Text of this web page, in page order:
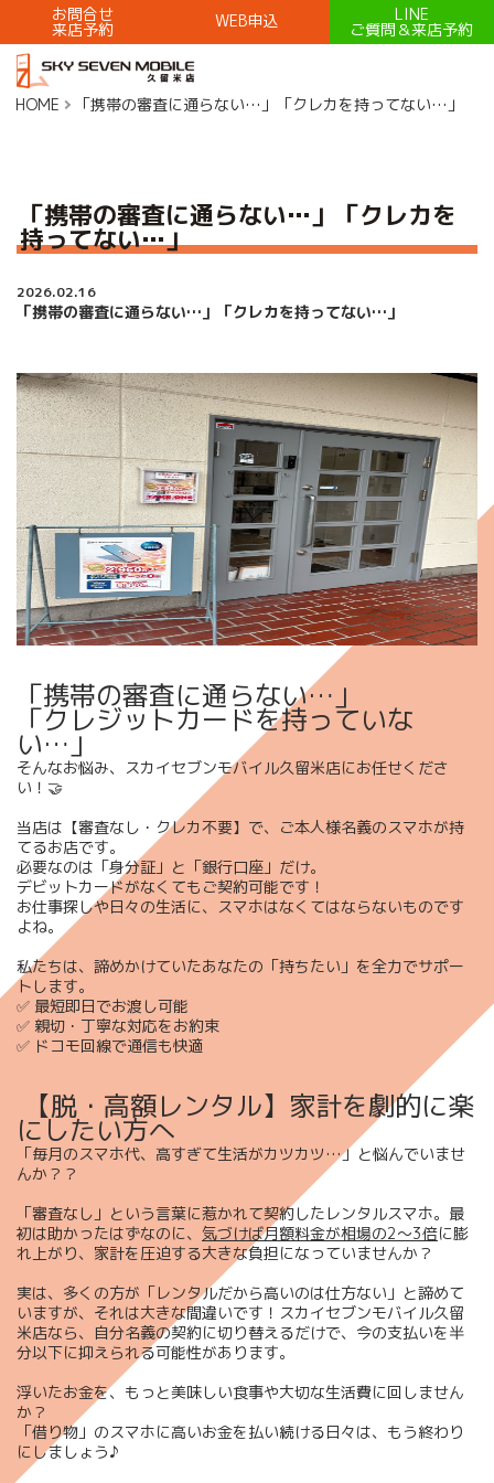
お問合せ
来店予約 WEB申込 LINE
ご質問＆来店予約
HOME 「携帯の審査に通らない…」「クレカを持ってない…」
「携帯の審査に通らない…」「クレカを
持ってない…」
2026.02.16
「携帯の審査に通らない…」「クレカを持ってない…」
「携帯の審査に通らない…」
「クレジットカードを持っていな
い…」
そんなお悩み、スカイセブンモバイル久留米店にお任せくださ
い！🤝
当店は【審査なし・クレカ不要】で、ご本人様名義のスマホが持
てるお店です。
必要なのは「身分証」と「銀行口座」だけ。
デビットカードがなくてもご契約可能です！
お仕事探しや日々の生活に、スマホはなくてはならないものです
よね。
私たちは、諦めかけていたあなたの「持ちたい」を全力でサポー
トします。
✅ 最短即日でお渡し可能
✅ 親切・丁寧な対応をお約束
✅ ドコモ回線で通信も快適
【脱・高額レンタル】家計を劇的に楽
にしたい方へ
​「毎月のスマホ代、高すぎて生活がカツカツ…」と悩んでいませ
んか？？
「審査なし」という言葉に惹かれて契約したレンタルスマホ。最
初は助かったはずなのに、 気づけば月額料金が相場の2〜3倍に膨
れ上がり、家計を圧迫する大きな負担になっていませんか？
実は、多くの方が「レンタルだから高いのは仕方ない」と諦めて
いますが、それは大きな間違いです！スカイセブンモバイル久留
米店なら、自分名義の契約に切り替えるだけで、今の支払いを半
分以下に抑えられる可能性があります。
浮いたお金を、もっと美味しい食事や大切な生活費に回しません
か？
「借り物」のスマホに高いお金を払い続ける日々は、もう終わり
にしましょう♪